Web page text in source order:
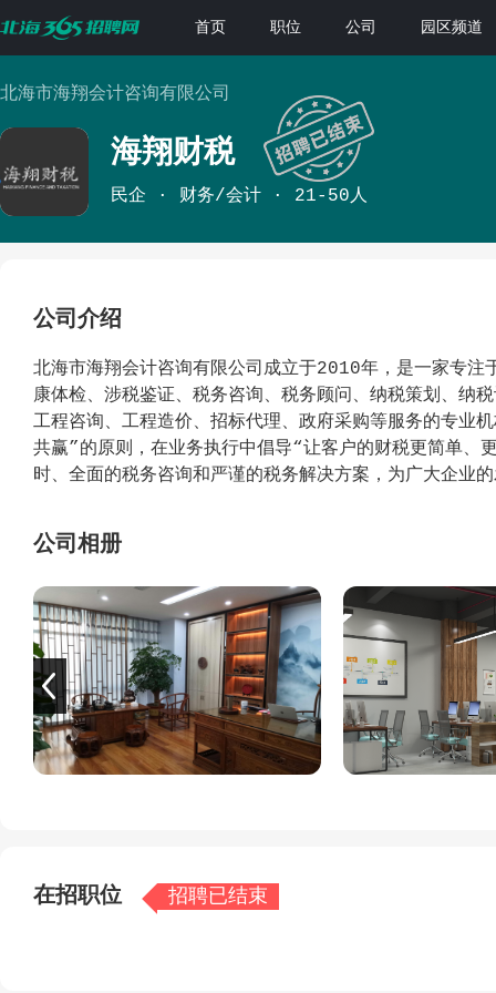
首页 职位 公司 园区频道
北海市海翔会计咨询有限公司
海翔财税
民企 财务/会计 21-50人
公司介绍
北海市海翔会计咨询有限公司成立于2010年，是一家专
康体检、涉税鉴证、税务咨询、税务顾问、纳税策划、纳
工程咨询、工程造价、招标代理、政府采购等服务的专业
共赢”的原则，在业务执行中倡导“让客户的财税更简单、
时、全面的税务咨询和严谨的税务解决方案，为广大企业
公司以注册会计师、注册税务师、会计师、注册咨询师、
拥有高素质团队、实力雄厚、业务精湛的专业财税服务机
业情况和独特需求，向客户提供优质、高效、深度的综合
为促进企业共同发展，公司每个月免费为企业提供财税培
助，帮助企业对接资源、推广产品，该模式受到广大客户
体制、完善增值服务，向着服务一流、行业领先的目标稳
公司相册
在招职位 招聘已结束